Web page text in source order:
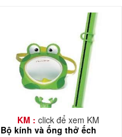
KM : click để xem KM
Bộ kính và ống thở ếch